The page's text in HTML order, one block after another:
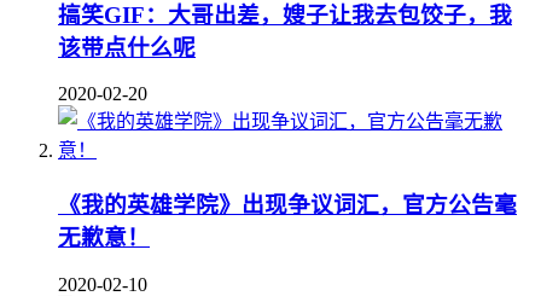
搞笑GIF：大哥出差，嫂子让我去包饺子，我
该带点什么呢
2020-02-20
《我的英雄学院》出现争议词汇，官方公告毫
无歉意！
2020-02-10